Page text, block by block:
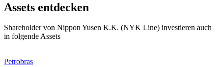
Assets entdecken
Shareholder von Nippon Yusen K.K. (NYK Line) investieren auch
in folgende Assets
Petrobras